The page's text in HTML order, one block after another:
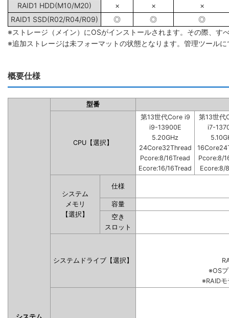
RAID1 HDD(M10/M20)
× ×
×
RAID1 SSD(R02/R04/R09)
◎ ◎
◎
※ストレージ（メイン）にOSがインストールされます。その際、す
※追加ストレージは未フォーマットの状態となります。管理ツール
概要仕様
型番
CPU【選択】
第13世代Core i9
i9-13900E
5.20GHz
24Core32Thread
Pcore:8/16Tread
Ecore:16/16Tread
第13世代
i7-
Pcore:8/
Ecore:8/
システム
メモリ
【選択】
仕様
容量
空き
スロット
システムドライブ【選択】
※OS
※RAID